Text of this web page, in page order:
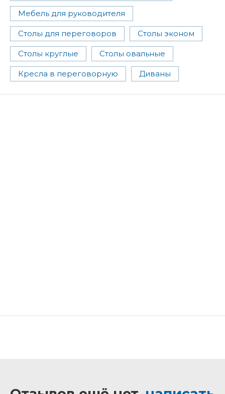
Мебель для руководителя
Столы для переговоров Столы эконом
Столы круглые Столы овальные
Кресла в переговорную Диваны